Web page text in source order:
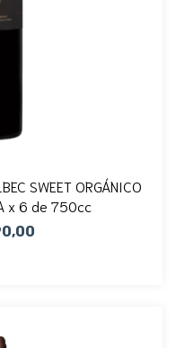
SWEET ORGÁNICO
x 6 de 750cc